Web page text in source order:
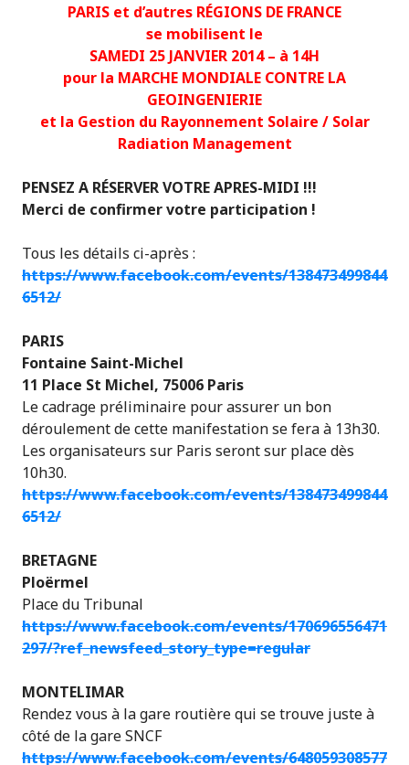
PARIS et d’autres RÉGIONS DE FRANCE
se mobilisent le
SAMEDI 25 JANVIER 2014 – à 14H
pour la MARCHE MONDIALE CONTRE LA
GEOINGENIERIE
et la Gestion du Rayonnement Solaire / Solar
Radiation Management
PENSEZ A RÉSERVER VOTRE APRES-MIDI !!!
Merci de confirmer votre participation !
Tous les détails ci-après :
https://www.facebook.com/events/138473499844
6512/
PARIS
Fontaine Saint-Michel
11 Place St Michel, 75006 Paris
Le cadrage préliminaire pour assurer un bon
déroulement de cette manifestation se fera à 13h30.
Les organisateurs sur Paris seront sur place dès
10h30.
https://www.facebook.com/events/138473499844
6512/
BRETAGNE
Ploërmel
Place du Tribunal
https://www.facebook.com/events/170696556471
297/?ref_newsfeed_story_type=regular
MONTELIMAR
Rendez vous à la gare routière qui se trouve juste à
côté de la gare SNCF
https://www.facebook.com/events/648059308577